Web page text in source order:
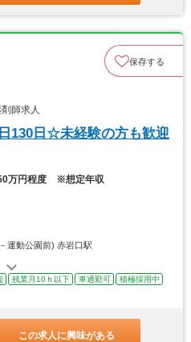
保存する
師求人
130日☆未経験の方も歓迎
万円程度 ※想定年収
運動公園前) 赤岩口駅
残業月10ｈ以下 車通勤可
積極採用中
この求人に興味がある